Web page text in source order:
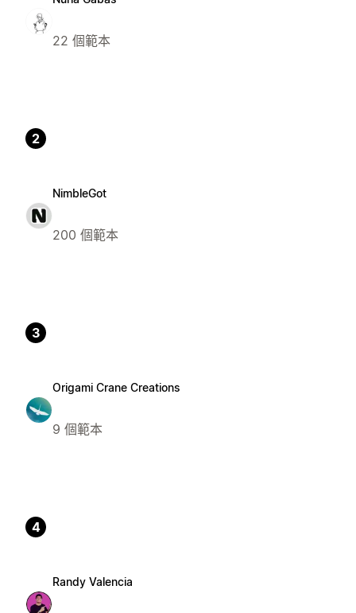
22 個範本
2
NimbleGot
200 個範本
3
Origami Crane Creations
9 個範本
4
Randy Valencia